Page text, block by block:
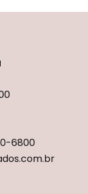
6800